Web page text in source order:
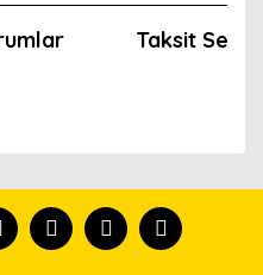
Taksit
iletebilirsiniz.
ederiz.